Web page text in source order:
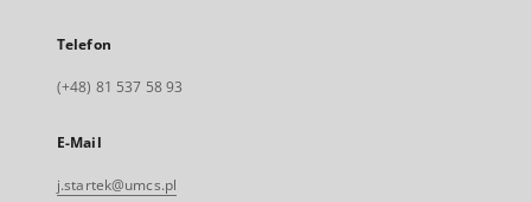
Telefon
(+48) 81 537 58 93
E-Mail
j.startek@umcs.pl